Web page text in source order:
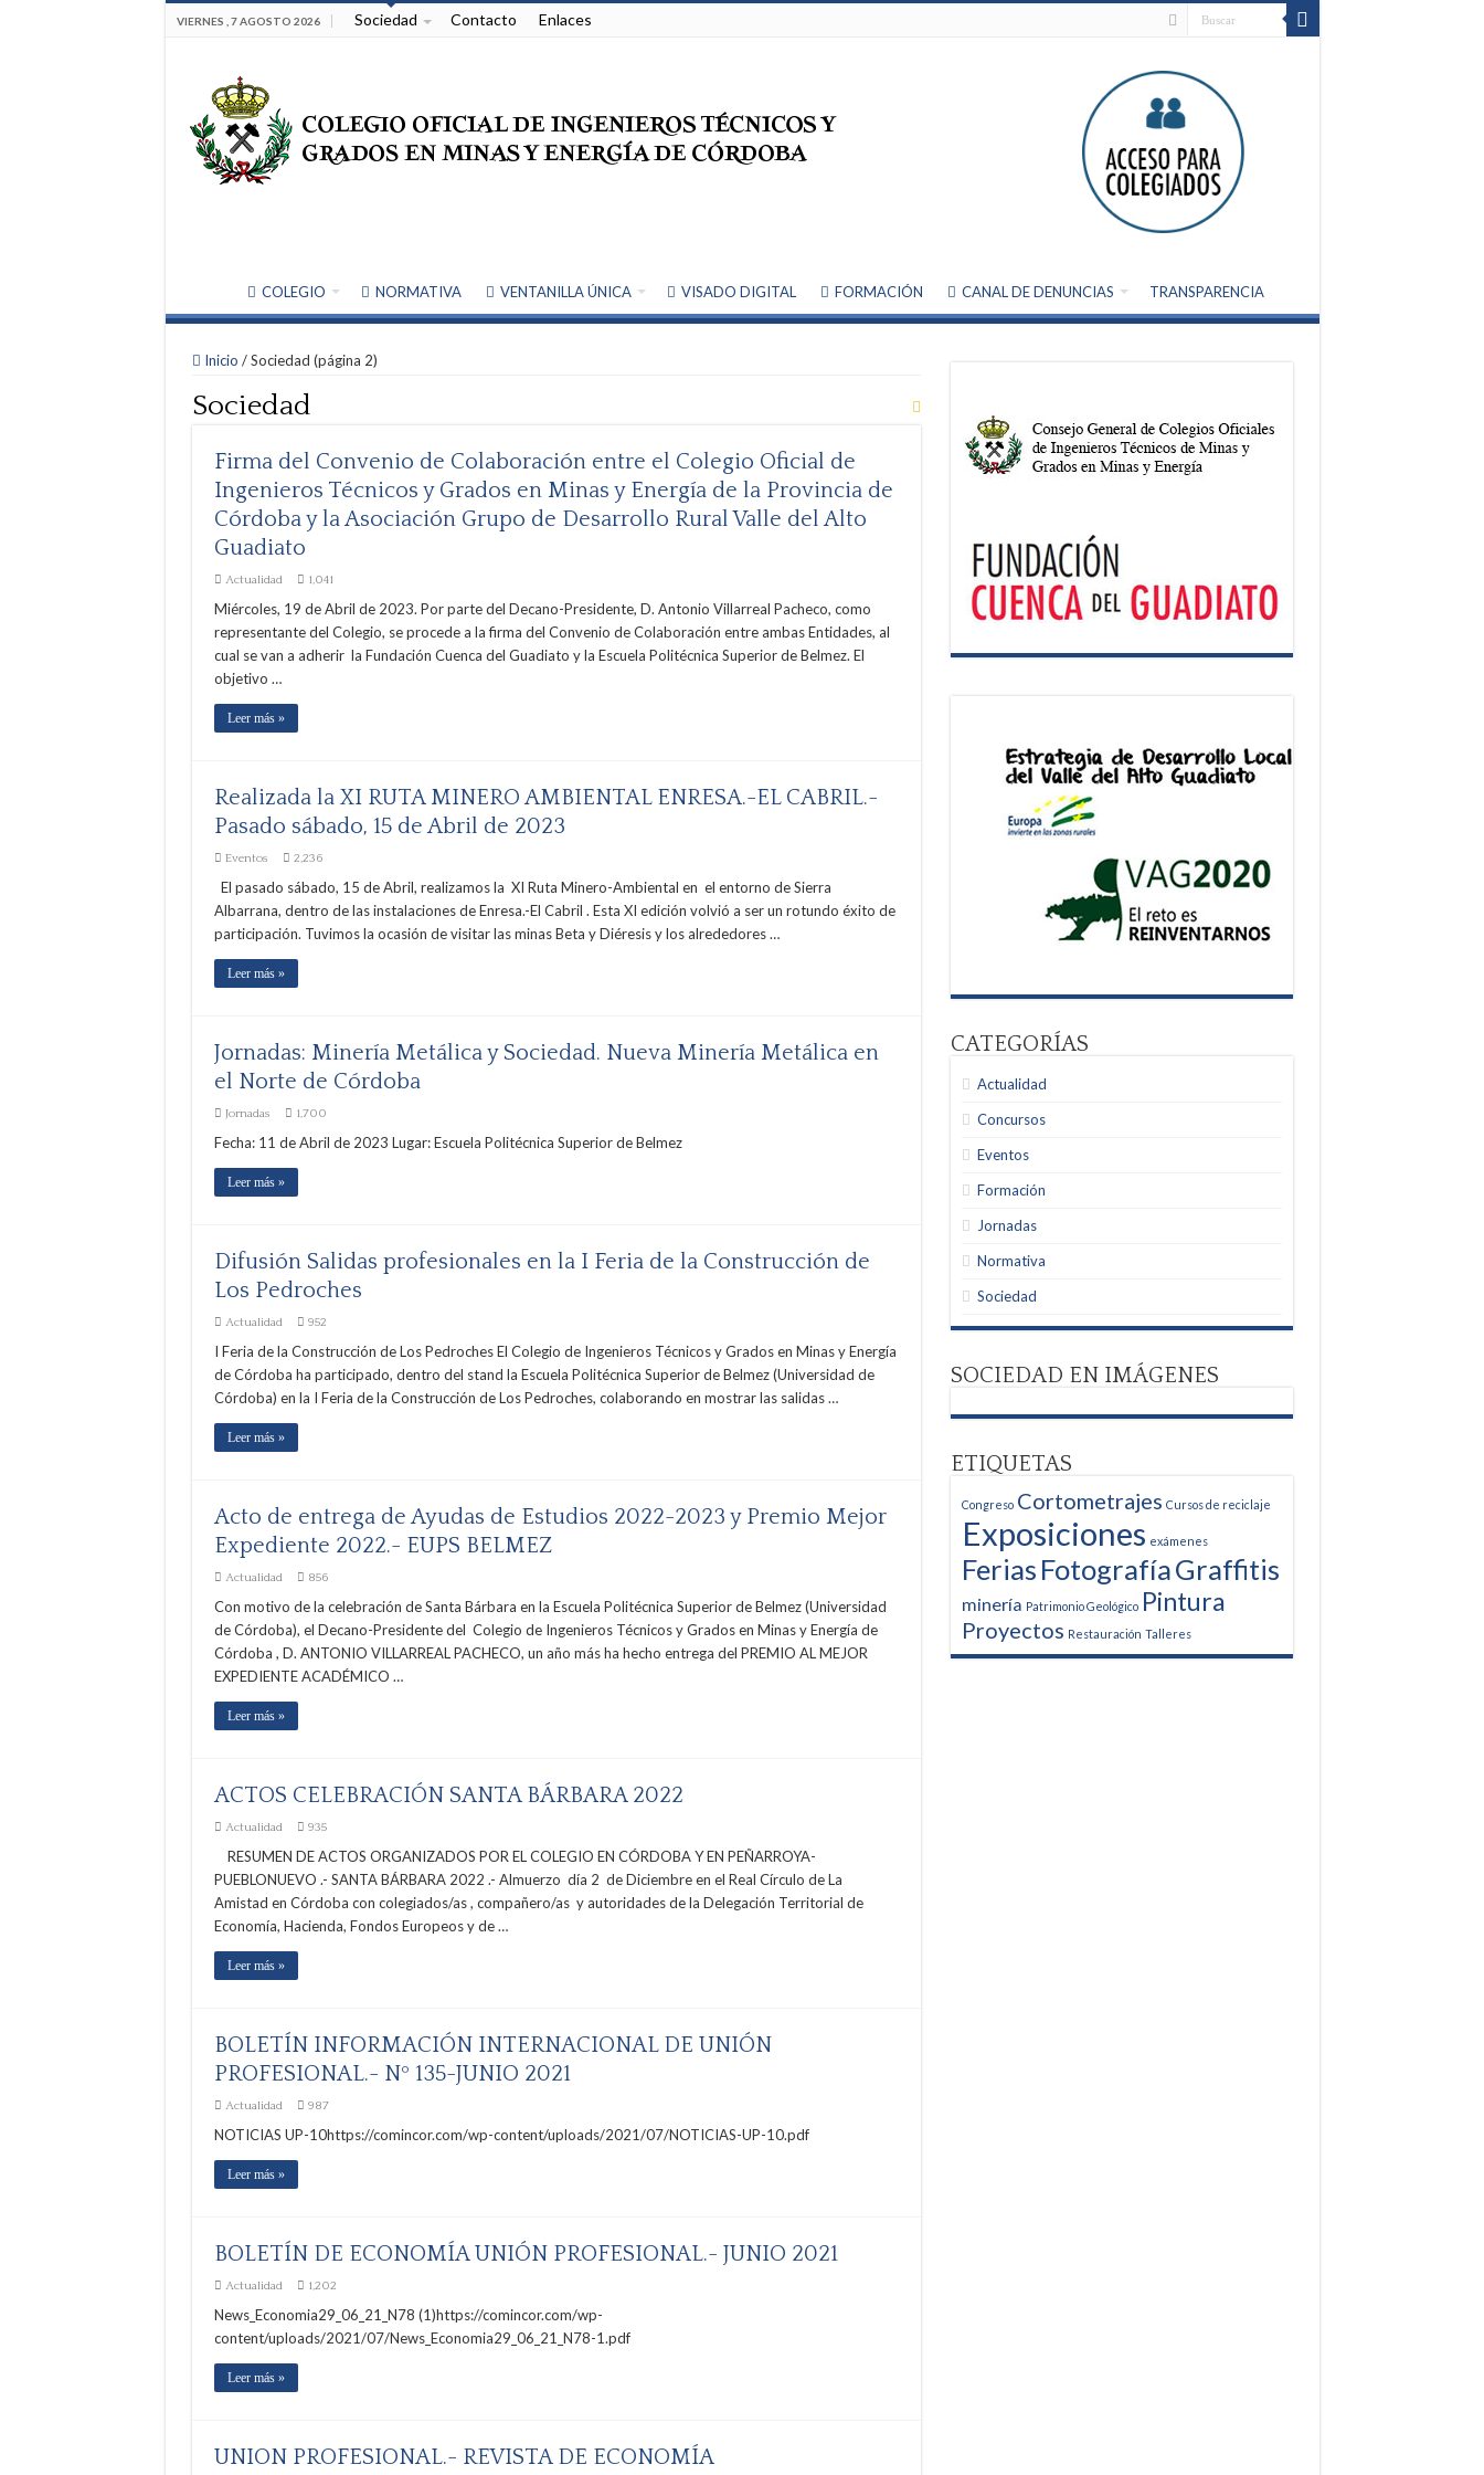
VIERNES , 7 AGOSTO 2026 Sociedad Contacto Enlaces
COLEGIO NORMATIVA VENTANILLA ÚNICA VISADO DIGITAL FORMACIÓN CANAL DE DENUNCIAS TRANSPARENCIA
Inicio / Sociedad (página 2)
Sociedad
Firma del Convenio de Colaboración entre el Colegio Oficial de
Ingenieros Técnicos y Grados en Minas y Energía de la Provincia de
Córdoba y la Asociación Grupo de Desarrollo Rural Valle del Alto
Guadiato
Actualidad 1,041
Miércoles, 19 de Abril de 2023. Por parte del Decano-Presidente, D. Antonio Villarreal Pacheco, como
representante del Colegio, se procede a la firma del Convenio de Colaboración entre ambas Entidades, al
cual se van a adherir la Fundación Cuenca del Guadiato y la Escuela Politécnica Superior de Belmez. El
objetivo …
Leer más »
Realizada la XI RUTA MINERO AMBIENTAL ENRESA.-EL CABRIL.-
Pasado sábado, 15 de Abril de 2023
Eventos 2,236
El pasado sábado, 15 de Abril, realizamos la XI Ruta Minero-Ambiental en el entorno de Sierra
Albarrana, dentro de las instalaciones de Enresa.-El Cabril . Esta XI edición volvió a ser un rotundo éxito de
participación. Tuvimos la ocasión de visitar las minas Beta y Diéresis y los alrededores …
Leer más »
Jornadas: Minería Metálica y Sociedad. Nueva Minería Metálica en
el Norte de Córdoba
Jornadas 1,700
Fecha: 11 de Abril de 2023 Lugar: Escuela Politécnica Superior de Belmez
Leer más »
Difusión Salidas profesionales en la I Feria de la Construcción de
Los Pedroches
Actualidad 952
I Feria de la Construcción de Los Pedroches El Colegio de Ingenieros Técnicos y Grados en Minas y Energía
de Córdoba ha participado, dentro del stand la Escuela Politécnica Superior de Belmez (Universidad de
Córdoba) en la I Feria de la Construcción de Los Pedroches, colaborando en mostrar las salidas …
Leer más »
Acto de entrega de Ayudas de Estudios 2022-2023 y Premio Mejor
Expediente 2022.- EUPS BELMEZ
Actualidad 856
Con motivo de la celebración de Santa Bárbara en la Escuela Politécnica Superior de Belmez (Universidad
de Córdoba), el Decano-Presidente del Colegio de Ingenieros Técnicos y Grados en Minas y Energía de
Córdoba , D. ANTONIO VILLARREAL PACHECO, un año más ha hecho entrega del PREMIO AL MEJOR
EXPEDIENTE ACADÉMICO …
Leer más »
ACTOS CELEBRACIÓN SANTA BÁRBARA 2022
Actualidad 935
RESUMEN DE ACTOS ORGANIZADOS POR EL COLEGIO EN CÓRDOBA Y EN PEÑARROYA-
PUEBLONUEVO .- SANTA BÁRBARA 2022 .- Almuerzo día 2 de Diciembre en el Real Círculo de La
Amistad en Córdoba con colegiados/as , compañero/as y autoridades de la Delegación Territorial de
Economía, Hacienda, Fondos Europeos y de …
Leer más »
BOLETÍN INFORMACIÓN INTERNACIONAL DE UNIÓN
PROFESIONAL.- Nº 135-JUNIO 2021
Actualidad 987
NOTICIAS UP-10https://comincor.com/wp-content/uploads/2021/07/NOTICIAS-UP-10.pdf
Leer más »
BOLETÍN DE ECONOMÍA UNIÓN PROFESIONAL.- JUNIO 2021
Actualidad 1,202
News_Economia29_06_21_N78 (1)https://comincor.com/wp-
content/uploads/2021/07/News_Economia29_06_21_N78-1.pdf
Leer más »
UNION PROFESIONAL.- REVISTA DE ECONOMÍA
CATEGORÍAS
Actualidad
Concursos
Eventos
Formación
Jornadas
Normativa
Sociedad
SOCIEDAD EN IMÁGENES
ETIQUETAS
Congreso Cortometrajes Cursos de reciclaje
Exposiciones exámenes
Ferias FotografíaGraffitis
minería Patrimonio Geológico Pintura
Proyectos Restauración Talleres